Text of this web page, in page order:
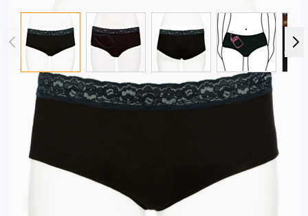
View larger image
View
rubylimes
rubylimes Briolette Unterhose schwarz
Gr. S - mit Pumpentasche rechts / 1
Stück
Diashop.de Kat.-Nr.
Lieferzeit 3-7 Werktage